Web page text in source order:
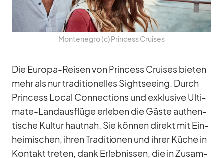
Mon­te­ne­gro (c) Prin­cess Crui­ses
Die Eu­ropa-Rei­sen von Prin­cess Crui­ses bie­ten
mehr als nur tra­di­tio­nel­les Sight­see­ing. Durch
Prin­cess Lo­cal Con­nec­tions und ex­klu­sive Ul­ti­
mate-Land­aus­flüge er­le­ben die Gäste au­then­
ti­sche Kul­tur haut­nah. Sie kön­nen di­rekt mit Ein­
hei­mi­schen, ih­ren Tra­di­tio­nen und ih­rer Kü­che in
Kon­takt tre­ten, dank Er­leb­nis­sen, die in Zu­sam­